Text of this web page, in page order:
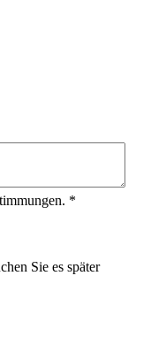
*
Sie es später